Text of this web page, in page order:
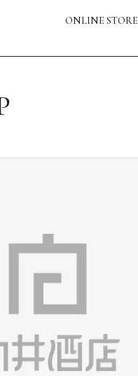
ONLINE STORE
飲食店経営のお客様
入り機能の活用方法
会社情報